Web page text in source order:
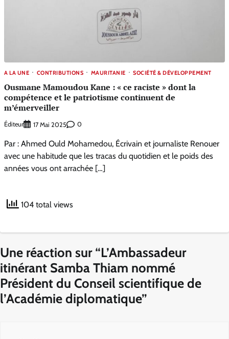
A LA UNE CONTRIBUTIONS MAURITANIE SOCIÉTÉ & DÉVELOPPEMENT
Ousmane Mamoudou Kane : « ce raciste » dont la
compétence et le patriotisme continuent de
m’émerveiller
Éditeur 17 Mai 2025 0
Par : Ahmed Ould Mohamedou, Écrivain et journaliste Renouer
avec une habitude que les tracas du quotidien et le poids des
années vous ont arrachée […]
104 total views
Une réaction sur “L’Ambassadeur
itinérant Samba Thiam nommé
Président du Conseil scientifique de
l’Académie diplomatique”